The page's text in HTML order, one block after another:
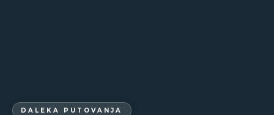
DALEKA PUTOVANJA